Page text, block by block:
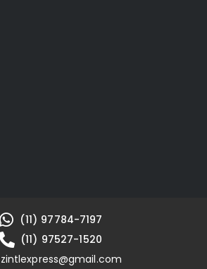
(11) 97784-7197
(11) 97527-1520
zintlexpress@gmail.com